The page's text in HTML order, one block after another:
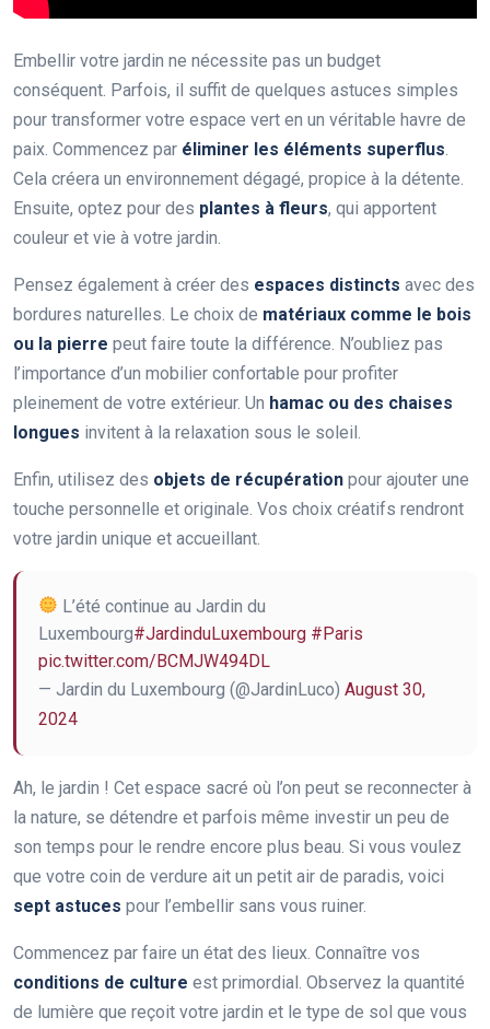
Embellir votre jardin ne nécessite pas un budget
conséquent. Parfois, il suffit de quelques astuces simples
pour transformer votre espace vert en un véritable havre de
paix. Commencez par éliminer les éléments superflus
Cela créera un environnement dégagé, propice à la détente.
Ensuite, optez pour des plantes à fleurs, qui apportent
couleur et vie à votre jardin.
Pensez également à créer des espaces distincts avec des
bordures naturelles. Le choix de matériaux comme le bois
ou la pierre peut faire toute la différence. N’oubliez pas
l’importance d’un mobilier confortable pour profiter
pleinement de votre extérieur. Un hamac ou des chaises
longues invitent à la relaxation sous le soleil.
Enfin, utilisez des objets de récupération pour ajouter une
touche personnelle et originale. Vos choix créatifs rendront
votre jardin unique et accueillant.
L’été continue au Jardin du
Luxembourg#JardinduLuxembourg #Paris
pic.twitter.com/BCMJW494DL
— Jardin du Luxembourg (@JardinLuco) August 30,
2024
Ah, le jardin ! Cet espace sacré où l’on peut se reconnecter à
la nature, se détendre et parfois même investir un peu de
son temps pour le rendre encore plus beau. Si vous voulez
que votre coin de verdure ait un petit air de paradis, voici
sept astuces pour l’embellir sans vous ruiner.
Commencez par faire un état des lieux. Connaître vos
conditions de culture est primordial. Observez la quantité
de lumière que reçoit votre jardin et le type de sol que vous